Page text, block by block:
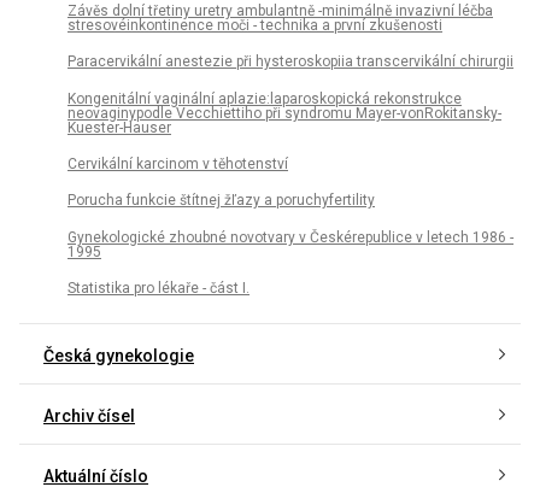
Závěs dolní třetiny uretry ambulantně -minimálně invazivní léčba
stresovéinkontinence moči - technika a první zkušenosti
Paracervikální anestezie při hysteroskopiia transcervikální chirurgii
Kongenitální vaginální aplazie:laparoskopická rekonstrukce
neovaginypodle Vecchiettiho při syndromu Mayer-vonRokitansky-
Kuester-Hauser
Cervikální karcinom v těhotenství
Porucha funkcie štítnej žľazy a poruchyfertility
Gynekologické zhoubné novotvary v Českérepublice v letech 1986 -
1995
Statistika pro lékaře - část I.
Česká gynekologie
Archiv čísel
Aktuální číslo